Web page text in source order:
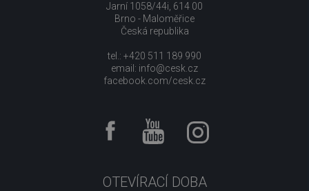
Jarní 1058/44i, 614 00
Brno - Maloměřice
Česká republika
tel.: +420 511 189 990
email: info@cesk.cz
facebook.com/cesk.cz
OTEVÍRACÍ DOBA